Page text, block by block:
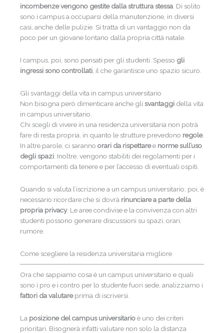
incombenze vengono gestite dalla struttura stessa . Di solito
sono i campus a occuparsi della manutenzione, in diversi
casi, anche delle pulizie. Si tratta di un vantaggio non da
poco per un giovane lontano dalla propria città natale.
I campus, poi, sono pensati per gli studenti. Spesso gli
ingressi sono controllati , il che garantisce uno spazio sicuro.
Gli svantaggi della vita in campus universitario
Non bisogna però dimenticare anche gli svantaggi della vita
in campus universitario.
Chi scegli di vivere in una residenza universitaria non potrà
fare di resta propria, in quanto le strutture prevedono regole.
In altre parole, ci saranno orari da rispettaree norme sull’uso
degli spazi . Inoltre, vengono stabiliti dei regolamenti per i
comportamenti da tenere e per l’accesso di eventuali ospiti.
Quando si valuta l’iscrizione a un campus universitario, poi, è
necessario ricordare che si dovrà rinunciare a parte della
propria privacy. Le aree condivise e la convivenza con altri
studenti possono generare discussioni su spazi, orari,
rumore.
Come scegliere la residenza universitaria migliore
Ora che sappiamo cosa è un campus universitario e quali
sono i pro e i contro per lo studente fuori sede, analizziamo i
fattori da valutareprima di iscriversi.
La posizione del campus universitarioè uno dei criteri
prioritari. Bisognerà infatti valutare non solo la distanza